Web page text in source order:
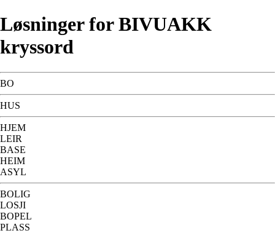
Løsninger for BIVUAKK
kryssord
BO
HUS
HJEM
LEIR
BASE
HEIM
ASYL
BOLIG
LOSJI
BOPEL
PLASS